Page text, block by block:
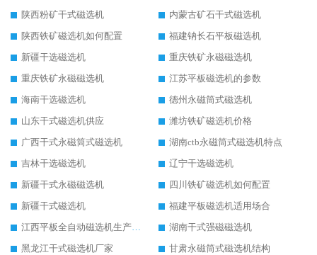
陕西粉矿干式磁选机
内蒙古矿石干式磁选机
陕西铁矿磁选机如何配置
福建钠长石平板磁选机
新疆干选磁选机
重庆铁矿永磁磁选机
重庆铁矿永磁磁选机
江苏平板磁选机的参数
海南干选磁选机
德州永磁筒式磁选机
山东干式磁选机供应
潍坊铁矿磁选机价格
广西干式永磁筒式磁选机
湖南ctb永磁筒式磁选机特点
吉林干选磁选机
辽宁干选磁选机
新疆干式永磁磁选机
四川铁矿磁选机如何配置
新疆干式磁选机
福建平板磁选机适用场合
江西平板全自动磁选机生产厂家
湖南干式强磁磁选机
黑龙江干式磁选机厂家
甘肃永磁筒式磁选机结构